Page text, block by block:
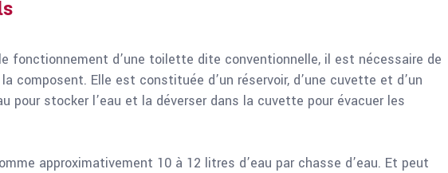
fonctionnement d’une toilette dite conventionnelle, il est nécessaire de
composent. Elle est constituée d’un réservoir, d’une cuvette et d’un
pour stocker l’eau et la déverser dans la cuvette pour évacuer les
approximativement 10 à 12 litres d’eau par chasse d’eau. Et peut